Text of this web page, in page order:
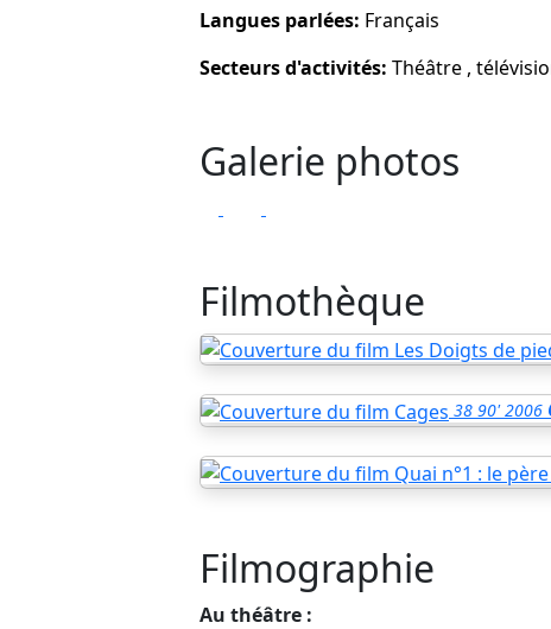
Langues parlées: Français
Secteurs d'activités: Théâtre ,
Galerie photos
Filmothèque
38 90' 2006
Filmographie
Au théâtre :